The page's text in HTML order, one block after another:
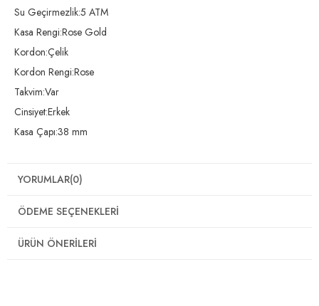
Su Geçirmezlik:5 ATM
Kasa Rengi:Rose Gold
Kordon:Çelik
Kordon Rengi:Rose
Takvim:Var
Cinsiyet:Erkek
Kasa Çapı:38 mm
YORUMLAR(0)
ÖDEME SEÇENEKLERI
ÜRÜN ÖNERILERI